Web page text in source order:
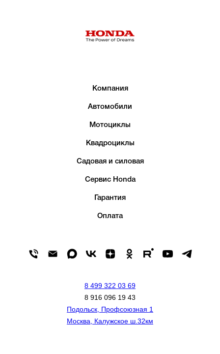
Компания
Автомобили
Мотоциклы
Квадроциклы
Садовая и силовая
Сервис Honda
Гарантия
Оплата
8 499 322 03 69
8 916 096 19 43
Подольск, Профсоюзная 1
Москва, Калужское ш.32км